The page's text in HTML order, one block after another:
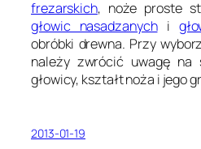
frezarskich, noże proste
głowic nasadzanychi
obróbki drewna. Przy
należy zwrócić uwagę na
głowicy, kształt noża i jego
2013-01-19